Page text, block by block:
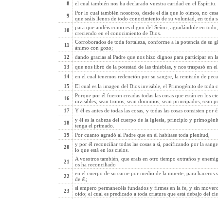
8
el cual también nos ha declarado vuestra caridad en el Espíritu.
9
Por lo cual también nosotros, desde el día que lo oímos, no
que seáis llenos de todo conocimiento de su voluntad, en toda
10
para que andéis como es digno del Señor, agradándole en
creciendo en el conocimiento de Dios.
11
Corroborados de toda fortaleza, conforme a la potencia de su
ánimo con gozo;
12
dando gracias al Padre que nos hizo dignos para participar en
13
que nos libró de la potestad de las tinieblas, y nos traspasó en
14
en el cual tenemos redención por su sangre, la remisión de
15
El cual es la imagen del Dios invisible, el Primogénito de toda
16
Porque por él fueron creadas todas las cosas que están en los
invisibles; sean tronos, sean dominios, sean principados, sean
17
Y él es antes de todas las cosas, y todas las cosas consisten por
18
y él es la cabeza del cuerpo de la Iglesia, principio y
tenga el primado.
19
Por cuanto agradó al Padre que en él habitase toda plenitud,
20
y por él reconciliar todas las cosas a sí, pacificando por la
lo que está en los cielos.
21
A vosotros también, que erais en otro tiempo extraños y
os ha reconciliado
22
en el cuerpo de su carne por medio de la muerte, para haceros
de él;
23
si empero permanecéis fundados y firmes en la fe, y sin
oído; el cual es predicado a toda criatura que está debajo del